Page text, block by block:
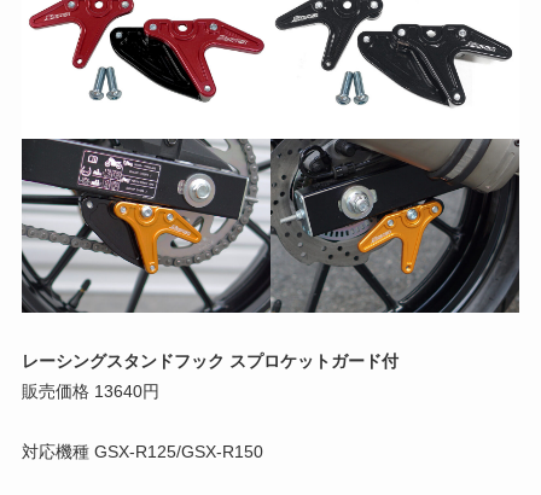
レーシングスタンドフック スプロケットガード付
販売価格 13640円
対応機種 GSX-R125/GSX-R150